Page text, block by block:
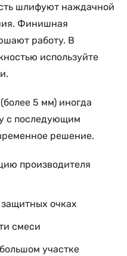
шлифуют наждачной
Финишная
работу. В
используйте
5 мм) иногда
с последующим
решение.
производителя
очках
смеси
участке